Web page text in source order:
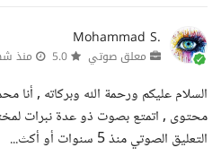
Mohammad S.
معلق صوتي منذ
السلام عليكم ورحمة الله وبركاته ,
محتوى , اتمتع بصوت ذو عدة نبرات
التعليق الصوتي منذ 5 سنوات أو أكث...